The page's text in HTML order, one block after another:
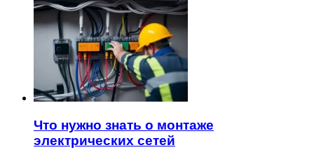
Что нужно знать о монтаже
электрических сетей